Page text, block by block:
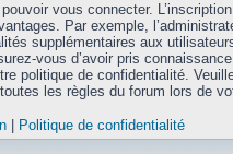
vous connecter.
Par exemple,
supplémentaires aux
vous d’avoir pris
politique de confidentialité.
les règles du forum lors de
Politique de confidentialité